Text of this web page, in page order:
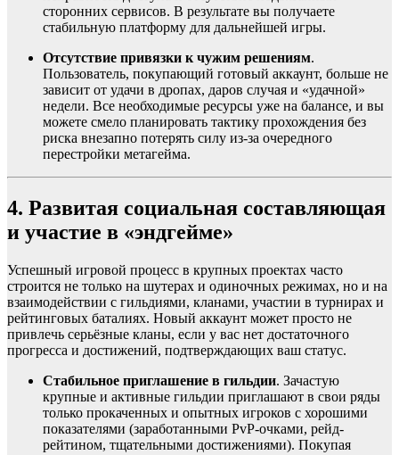
сторонних сервисов. В результате вы получаете
стабильную платформу для дальнейшей игры.
Отсутствие привязки к чужим решениям.
Пользователь, покупающий готовый аккаунт, больше не
зависит от удачи в дропах, даров случая и «удачной»
недели. Все необходимые ресурсы уже на балансе, и вы
можете смело планировать тактику прохождения без
риска внезапно потерять силу из-за очередного
перестройки метагейма.
4. Развитая социальная составляющая
и участие в «эндгейме»
Успешный игровой процесс в крупных проектах часто
строится не только на шутерах и одиночных режимах, но и на
взаимодействии с гильдиями, кланами, участии в турнирах и
рейтинговых баталиях. Новый аккаунт может просто не
привлечь серьёзные кланы, если у вас нет достаточного
прогресса и достижений, подтверждающих ваш статус.
Стабильное приглашение в гильдии. Зачастую
крупные и активные гильдии приглашают в свои ряды
только прокаченных и опытных игроков с хорошими
показателями (заработанными PvP-очками, рейд-
рейтином, тщательными достижениями). Покупая